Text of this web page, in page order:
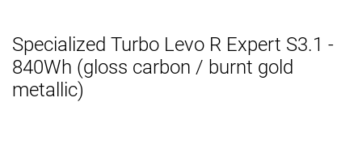
Specialized Turbo Levo R Expert S3.1 -
840Wh (gloss carbon / burnt gold
metallic)